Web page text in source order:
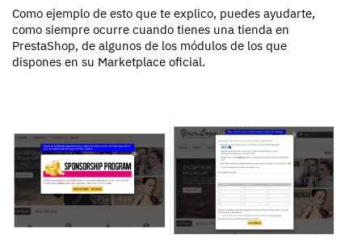
Como ejemplo de esto que te explico, puedes ayudarte,
como siempre ocurre cuando tienes una tienda en
PrestaShop, de algunos de los módulos de los que
dispones en su Marketplace oficial.